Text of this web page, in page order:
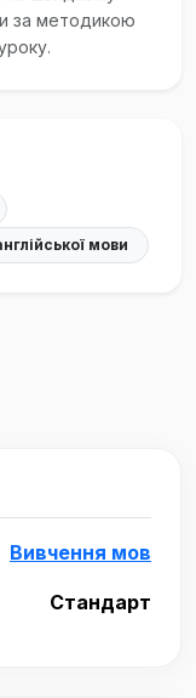
за методикою
мови
Вивчення мов
Стандарт